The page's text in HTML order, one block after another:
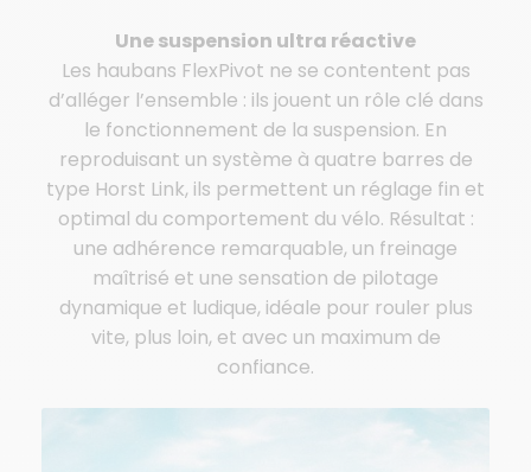
Une suspension ultra réactive
Les haubans FlexPivot ne se contentent pas
d’alléger l’ensemble : ils jouent un rôle clé dans
le fonctionnement de la suspension. En
reproduisant un système à quatre barres de
type Horst Link, ils permettent un réglage fin et
optimal du comportement du vélo. Résultat :
une adhérence remarquable, un freinage
maîtrisé et une sensation de pilotage
dynamique et ludique, idéale pour rouler plus
vite, plus loin, et avec un maximum de
confiance.